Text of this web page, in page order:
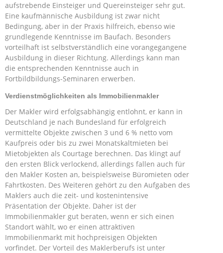
aufstrebende Einsteiger und Quereinsteiger sehr gut.
Eine kaufmännische Ausbildung ist zwar nicht
Bedingung, aber in der Praxis hilfreich, ebenso wie
grundlegende Kenntnisse im Baufach. Besonders
vorteilhaft ist selbstverständlich eine vorangegangene
Ausbildung in dieser Richtung. Allerdings kann man
die entsprechenden Kenntnisse auch in
Fortbildbildungs-Seminaren erwerben.
Verdienstmöglichkeiten als Immobilienmakler
Der Makler wird erfolgsabhängig entlohnt, er kann in
Deutschland je nach Bundesland für erfolgreich
vermittelte Objekte zwischen 3 und 6 % netto vom
Kaufpreis oder bis zu zwei Monatskaltmieten bei
Mietobjekten als Courtage berechnen. Das klingt auf
den ersten Blick verlockend, allerdings fallen auch für
den Makler Kosten an, beispielsweise Büromieten oder
Fahrtkosten. Des Weiteren gehört zu den Aufgaben des
Maklers auch die zeit- und kostenintensive
Präsentation der Objekte. Daher ist der
Immobilienmakler gut beraten, wenn er sich einen
Standort wählt, wo er einen attraktiven
Immobilienmarkt mit hochpreisigen Objekten
vorfindet. Der Vorteil des Maklerberufs ist unter